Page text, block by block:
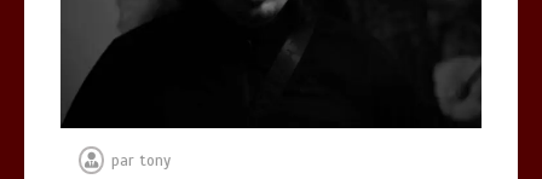
3 minutes
par tony